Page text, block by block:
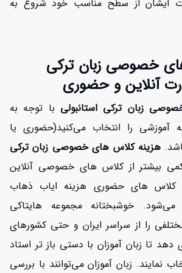
ایشان از سطح مناسب خود شروع به
خصوصی زبان ترکی
آنلاین و حضوری
زبان ترکی استانبولی با توجه به
آموزشی را انتخاب می‌کنید(حضوری یا
هزینه کلاس های خصوصی زبان ترکی
بیشتر از کلاس های خصوصی آنلاین
کلاس های حضوری هزینه ایاب ذهاب
می‌شود. خوشبختانه مجموعه هایتاکی
را از سراسر ایران و حتی کشورهای
تا زبان آموزان با دستی باز تر استاد
نمایند. زبان آموزان می‌توانند با بررسی